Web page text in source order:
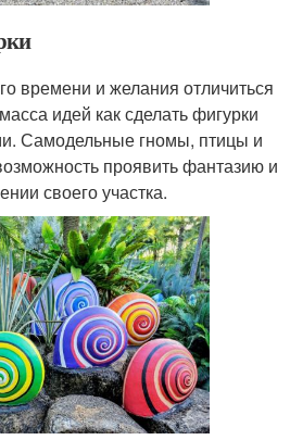
времени и желания отличиться
идей как сделать фигурки
Самодельные гномы, птицы и
проявить фантазию и
своего участка.